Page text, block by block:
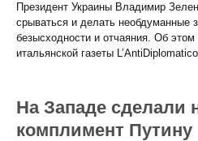
Президент Украины Владимир
срываться и делать необдуманные
безысходности и отчаяния. Об этом
итальянской газеты
На Западе сделали
комплимент Путину